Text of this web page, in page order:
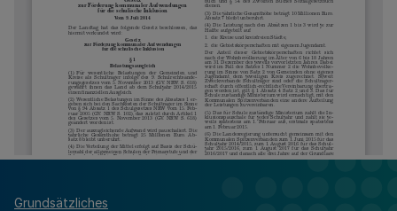
Grundsätzliches